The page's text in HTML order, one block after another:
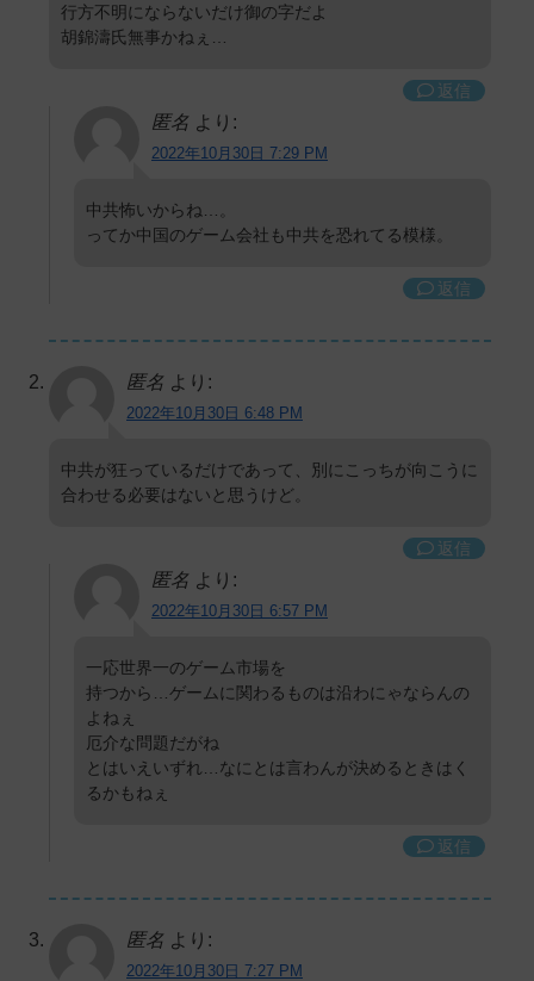
行方不明にならないだけ御の字だよ
胡錦濤氏無事かねぇ…
返信
匿名 より:
2022年10月30日 7:29 PM
中共怖いからね…。
ってか中国のゲーム会社も中共を恐れてる模様。
返信
匿名 より:
2022年10月30日 6:48 PM
中共が狂っているだけであって、別にこっちが向こうに
合わせる必要はないと思うけど。
返信
匿名 より:
2022年10月30日 6:57 PM
一応世界一のゲーム市場を
持つから…ゲームに関わるものは沿わにゃならんの
よねぇ
厄介な問題だがね
とはいえいずれ…なにとは言わんが決めるときはく
るかもねぇ
返信
匿名 より:
2022年10月30日 7:27 PM